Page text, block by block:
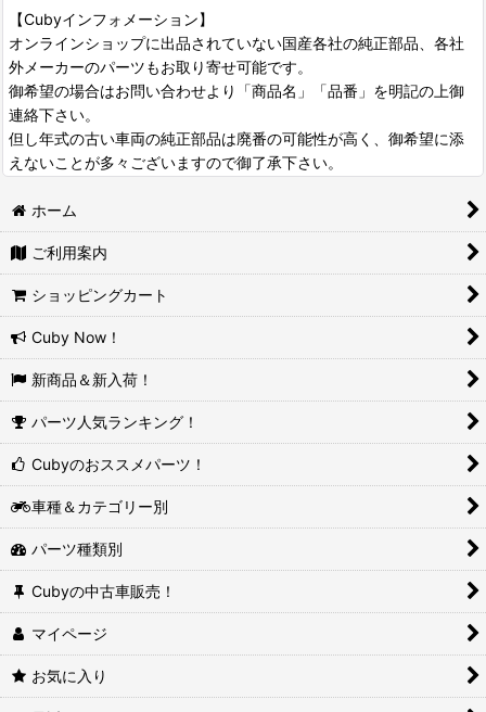
【Cubyインフォメーション】
オンラインショップに出品されていない国産各社の純正部品、各社
外メーカーのパーツもお取り寄せ可能です。
御希望の場合はお問い合わせより「商品名」「品番」を明記の上御
連絡下さい。
但し年式の古い車両の純正部品は廃番の可能性が高く、御希望に添
えないことが多々ございますので御了承下さい。
ホーム
ご利用案内
ショッピングカート
Cuby Now！
新商品＆新入荷！
パーツ人気ランキング！
Cubyのおススメパーツ！
車種＆カテゴリー別
パーツ種類別
Cubyの中古車販売！
マイページ
お気に入り